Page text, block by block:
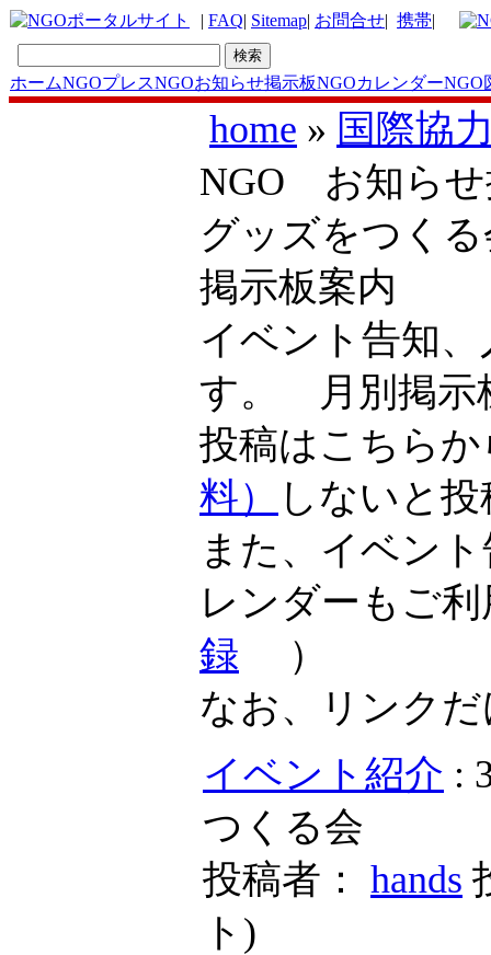
| FAQ| Sitemap| お問合せ| 携帯|
ホームNGOプレスNGOお知らせ掲示板NGOカレンダーNGO
home » 国際協
NGO お知らせ
グッズをつく
掲示板案内
イベント告知
す。 月別掲
投稿はこちら
料）
しないと
また、イベン
レンダーもご
録 ）
なお、リンク
イベント紹介 :
つくる会
投稿者： hands
ト )